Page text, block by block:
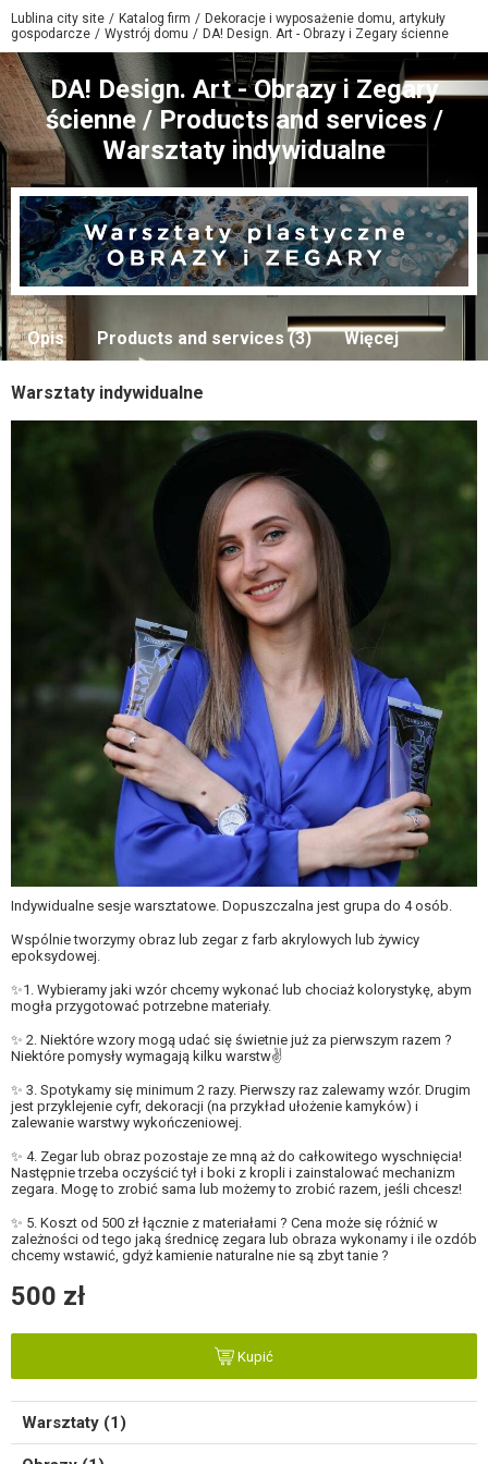
Lublina city site Katalog firm
Dekoracje i wyposażenie domu, artykuły
gospodarcze
Wystrój domu DA! Design. Art - Obrazy i Zegary ścienne
DA! Design. Art - Obrazy i Zegary
ścienne / Products and services /
Warsztaty indywidualne
Opis Products and services (3) Więcej
Warsztaty indywidualne
Indywidualne sesje warsztatowe. Dopuszczalna jest grupa do 4 osób.
Wspólnie tworzymy obraz lub zegar z farb akrylowych lub żywicy
epoksydowej.
✨️1. Wybieramy jaki wzór chcemy wykonać lub chociaż kolorystykę, abym
mogła przygotować potrzebne materiały.
✨️ 2. Niektóre wzory mogą udać się świetnie już za pierwszym razem ?
Niektóre pomysły wymagają kilku warstw✌️
✨️ 3. Spotykamy się minimum 2 razy. Pierwszy raz zalewamy wzór. Drugim
jest przyklejenie cyfr, dekoracji (na przykład ułożenie kamyków) i
zalewanie warstwy wykończeniowej.
✨️ 4. Zegar lub obraz pozostaje ze mną aż do całkowitego wyschnięcia!
Następnie trzeba oczyścić tył i boki z kropli i zainstalować mechanizm
zegara. Mogę to zrobić sama lub możemy to zrobić razem, jeśli chcesz!
✨️ 5. Koszt od 500 zł łącznie z materiałami ? Cena może się różnić w
zależności od tego jaką średnicę zegara lub obraza wykonamy i ile ozdób
chcemy wstawić, gdyż kamienie naturalne nie są zbyt tanie ?
500 zł
Kupić
Warsztaty (1)